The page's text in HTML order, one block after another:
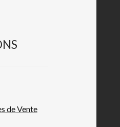
deVente